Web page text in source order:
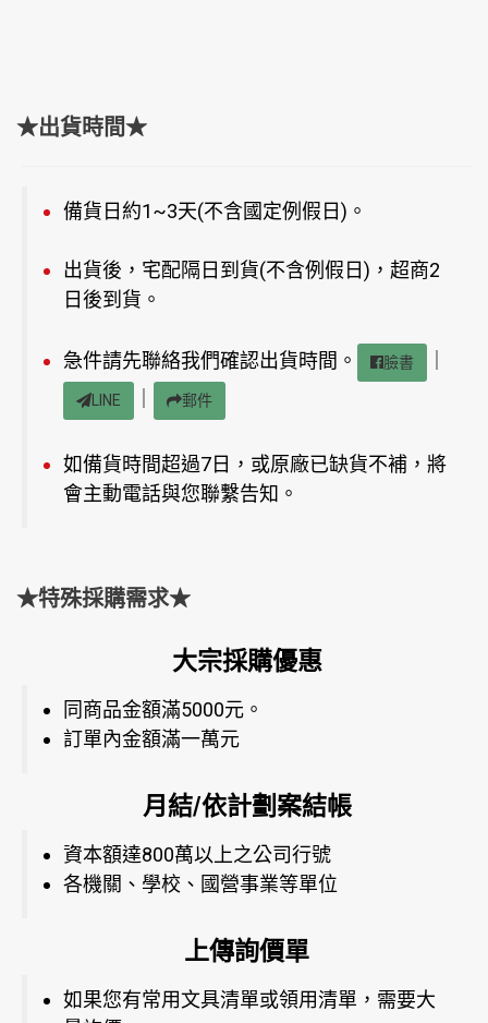
★出貨時間★
備貨日約1~3天(不含國定例假日)。
出貨後，宅配隔日到貨(不含例假日)，超商2
日後到貨。
急件請先聯絡我們確認出貨時間。 臉書
LINE 郵件
如備貨時間超過7日，或原廠已缺貨不補，將
會主動電話與您聯繫告知。
★特殊採購需求★
大宗採購優惠
同商品金額滿5000元。
訂單內金額滿一萬元
月結/依計劃案結帳
資本額達800萬以上之公司行號
各機關、學校、國營事業等單位
上傳詢價單
如果您有常用文具清單或領用清單，需要大